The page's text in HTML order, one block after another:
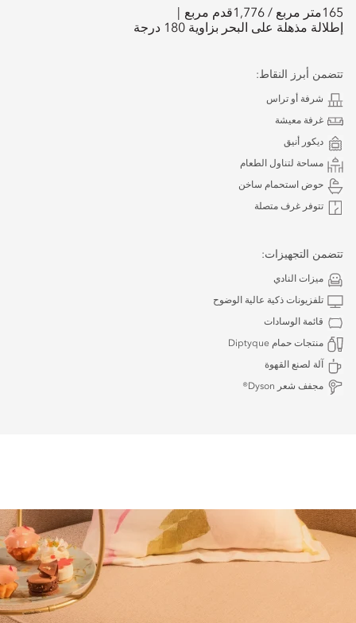
165متر مربع / 1,776قدم مربع
إطلالة مذهلة على البحر بزاوية 180 درجة
تتضمن أبرز النقاط:
شرفة أو تراس
غرفة معيشة
ديكور أنيق
مساحة لتناول الطعام
حوض استحمام ساخن
تتوفر غرف متصلة
تتضمن التجهيزات:
ميزات النادي
تلفزيونات ذكية عالية الوضوح
قائمة الوسادات
منتجات حمام Diptyque
آلة لصنع القهوة
مجفف شعر Dyson®